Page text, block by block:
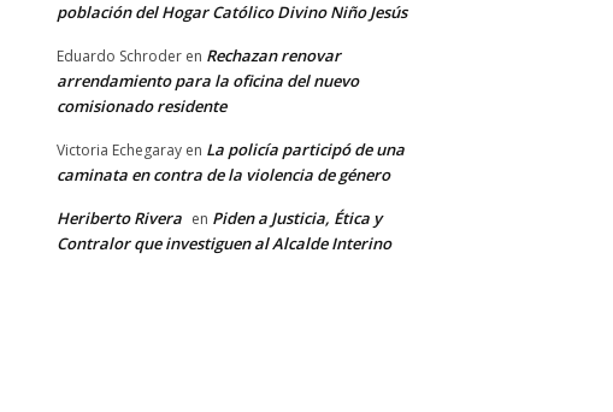
población del Hogar Católico Divino Niño Jesús
Eduardo Schroder en Rechazan renovar
arrendamiento para la oficina del nuevo
comisionado residente
Victoria Echegaray en La policía participó de una
caminata en contra de la violencia de género
Heriberto Rivera en Piden a Justicia, Ética y
Contralor que investiguen al Alcalde Interino